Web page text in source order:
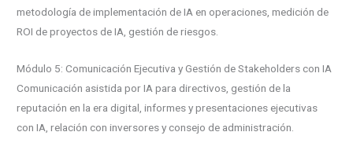
metodología de implementación de IA en operaciones, medición de
ROI de proyectos de IA, gestión de riesgos.
Módulo 5: Comunicación Ejecutiva y Gestión de Stakeholders con IA
Comunicación asistida por IA para directivos, gestión de la
reputación en la era digital, informes y presentaciones ejecutivas
con IA, relación con inversores y consejo de administración.